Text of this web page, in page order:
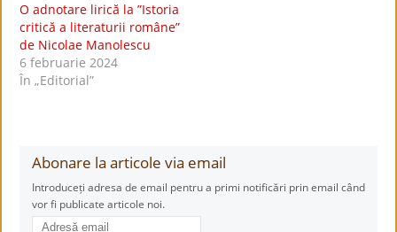
O adnotare lirică la ”Istoria
critică a literaturii române”
de Nicolae Manolescu
6 februarie 2024
În „Editorial”
Abonare la articole via email
Introduceți adresa de email pentru a primi notificări prin email când
vor fi publicate articole noi.
Adresă